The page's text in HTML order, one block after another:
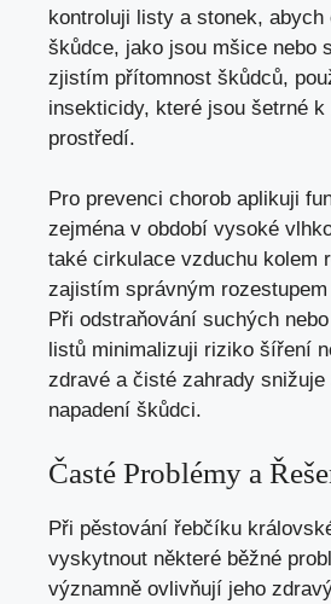
kontroluji listy a stonek, abych
škůdce, jako jsou mšice nebo
zjistím přítomnost škůdců,
insekticidy, které jsou šetrné k
prostředí.
Pro prevenci chorob aplikuji
zejména v období vysoké
také cirkulace vzduchu kolem
zajistím správným
Při odstraňování suchých
listů minimalizuji riziko šíření
zdravé a čisté zahrady
napadení škůdci.
Časté Problémy a
Při pěstování řebčíku
vyskytnout některé běžné
významně ovlivňují jeho